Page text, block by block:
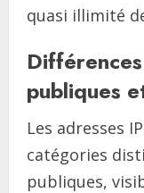
quasi illimité
publiques
Les adresses
catégories
publiques,